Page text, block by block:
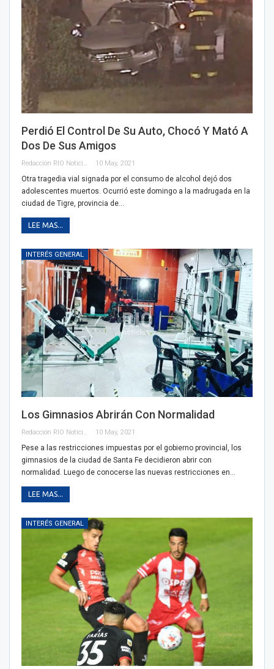
Perdió El Control De Su Auto, Chocó Y Mató A
Dos De Sus Amigos
Redacción RIO Noticias 10 May, 2021
Otra tragedia vial signada por el consumo de alcohol dejó dos
adolescentes muertos. Ocurrió este domingo a la madrugada en la
ciudad de Tigre, provincia de…
LEE MAS...
INTERÉS GENERAL
Los Gimnasios Abrirán Con Normalidad
Redacción RIO Noticias 10 May, 2021
Pese a las restricciones impuestas por el gobierno provincial, los
gimnasios de la ciudad de Santa Fe decidieron abrir con
normalidad. Luego de conocerse las nuevas restricciones en…
LEE MAS...
INTERÉS GENERAL